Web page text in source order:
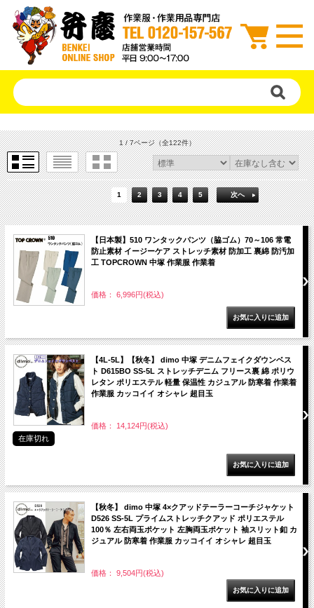
1 / 7ページ（全122件）
1 2 3 4 5 次へ
【日本製】510 ワンタックパンツ（脇ゴム）70～106 常電
防止素材 イージーケア ストレッチ素材 防加工 裏綿 防汚加
工 TOPCROWN 中塚 作業服 作業着
価格： 6,996円(税込)
【4L-5L】【秋冬】 dimo 中塚 デニムフェイクダウンベス
ト D615BO SS-5L ストレッチデニム フリース裏 綿 ポリウ
レタン ポリエステル 軽量 保温性 カジュアル 防寒着 作業着
作業服 カッコイイ オシャレ 超目玉
価格： 14,124円(税込)
在庫切れ
【秋冬】 dimo 中塚 4×クアッドテーラーコーチジャケット
D526 SS-5L プライムストレッチクアッド ポリエステル
100％ 左右両玉ポケット 左胸両玉ポケット 袖スリット釦 カ
ジュアル 防寒着 作業服 カッコイイ オシャレ 超目玉
価格： 9,504円(税込)